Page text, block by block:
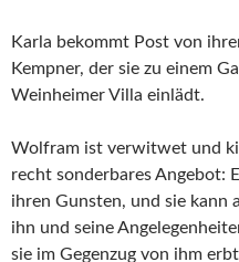
Karla bekommt Post von
Kempner, der sie zu einem
Weinheimer Villa einlädt.
Wolfram ist verwitwet und
recht sonderbares Angebot:
ihren Gunsten, und sie kann
ihn und seine
sie im Gegenzug von ihm